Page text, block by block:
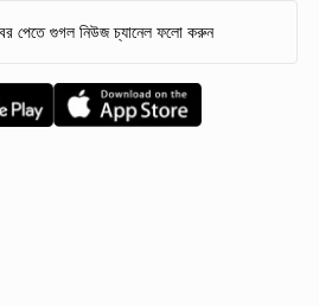
পেতে গুগল নিউজ চ্যানেল ফলো করুন